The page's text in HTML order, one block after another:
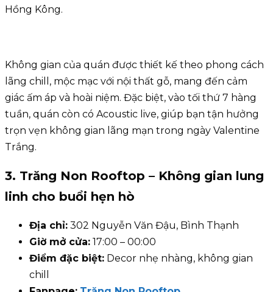
Hồng Kông.
Không gian của quán được thiết kế theo phong cách
lãng chill, mộc mạc với nội thất gỗ, mang đến cảm
giác ấm áp và hoài niệm. Đặc biệt, vào tối thứ 7 hàng
tuần, quán còn có Acoustic live, giúp bạn tận hưởng
trọn vẹn không gian lãng mạn trong ngày Valentine
Trắng.
3. Trăng Non Rooftop – Không gian lung
linh cho buổi hẹn hò
Địa chỉ: 302 Nguyễn Văn Đậu, Bình Thạnh
Giờ mở cửa: 17:00 – 00:00
Điểm đặc biệt: Decor nhẹ nhàng, không gian
chill